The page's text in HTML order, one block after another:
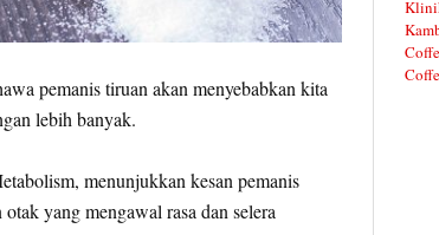
pemanis tiruan akan menyebabkan kita
lebih banyak.
menunjukkan kesan pemanis
yang mengawal rasa dan selera